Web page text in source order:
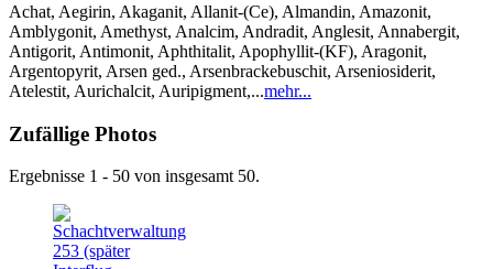
Achat, Aegirin, Akaganit, Allanit-(Ce), Almandin, Amazonit,
Amblygonit, Amethyst, Analcim, Andradit, Anglesit, Annabergit,
Antigorit, Antimonit, Aphthitalit, Apophyllit-(KF), Aragonit,
Argentopyrit, Arsen ged., Arsenbrackebuschit, Arseniosiderit,
Atelestit, Aurichalcit, Auripigment,...mehr...
Zufällige Photos
Ergebnisse 1 - 50 von insgesamt 50.